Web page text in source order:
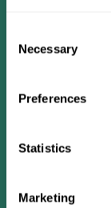
Selection
Necessary
Preferences
Statistics
Marketing